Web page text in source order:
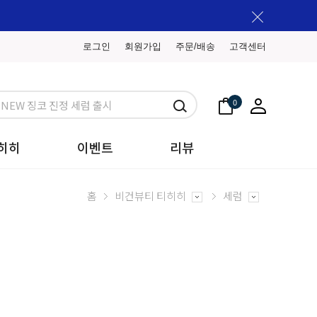
로그인 회원가입 주문/배송 고객센터
0
히 이벤트 리뷰
홈 비건뷰티 티히히 세럼